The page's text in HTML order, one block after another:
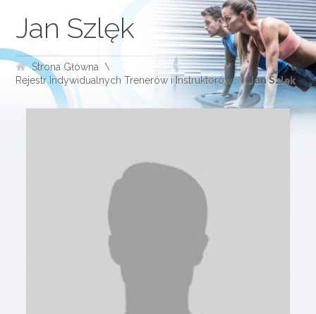
Jan Szlęk
Strona Główna
Rejestr Indywidualnych Trenerów i Instruktorów
Jan Szlęk